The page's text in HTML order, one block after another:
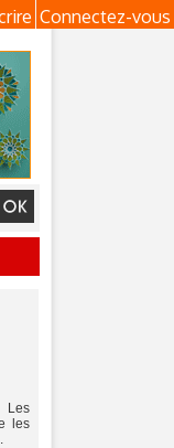
Connectez-vous
Les
les